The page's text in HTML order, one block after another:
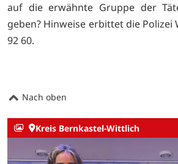
auf die erwähnte Gruppe der
geben? Hinweise erbittet die Polizei
92 60.
Nach oben
Kreis Bernkastel-Wittlich